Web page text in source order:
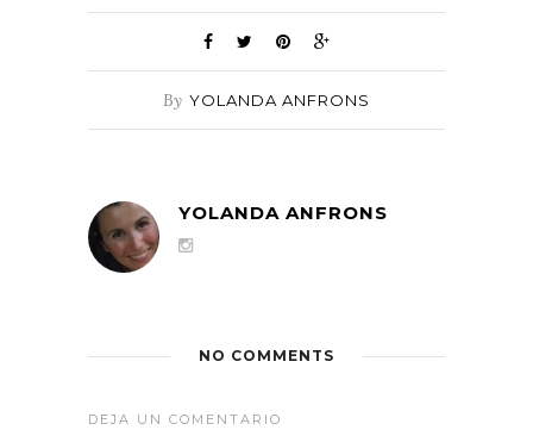
By YOLANDA ANFRONS
YOLANDA ANFRONS
NO COMMENTS
DEJA UN COMENTARIO